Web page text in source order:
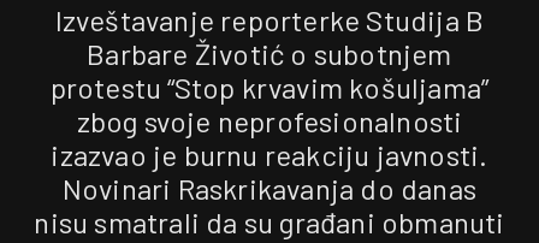
Izveštavanje reporterke Studija B
Barbare Životić o subotnjem
protestu “Stop krvavim košuljama”
zbog svoje neprofesionalnosti
izazvao je burnu reakciju javnosti.
Novinari Raskrikavanja do danas
nisu smatrali da su građani obmanuti